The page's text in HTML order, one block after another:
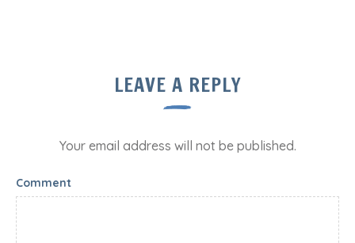
LEAVE A REPLY
Your email address will not be published.
Comment